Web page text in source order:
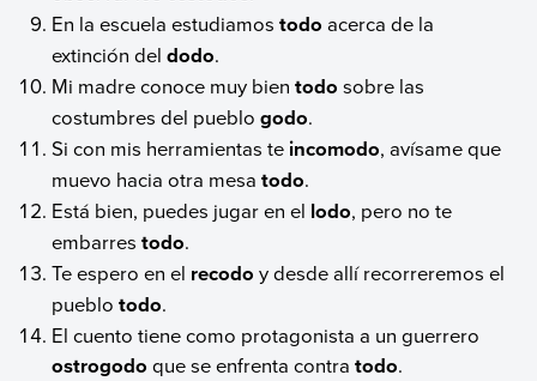
En la escuela estudiamostodo acerca de la
extinción deldodo.
Mi madre conoce muy bientodo sobre las
costumbres del pueblo godo.
Si con mis herramientas te incomodo, avísame que
muevo hacia otra mesatodo.
Está bien, puedes jugar en el lodo, pero no te
embarrestodo.
Te espero en el recodo y desde allí recorreremos el
pueblotodo.
El cuento tiene como protagonista a un guerrero
ostrogodoque se enfrenta contratodo.